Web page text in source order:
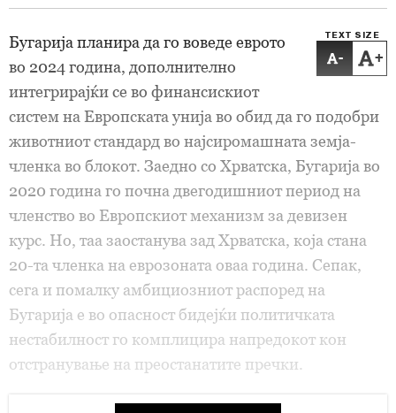
TEXT SIZE
- +
Бугарија планира да го воведе еврото
во 2024 година, дополнително
интегрирајќи се во финансискиот
систем на Европската унија во обид да го подобри
животниот стандард во најсиромашната земја-
членка во блокот. Заедно со Хрватска, Бугарија во
2020 година го почна двегодишниот период на
членство во Европскиот механизм за девизен
курс. Но, таа заостанува зад Хрватска, која стана
20-та членка на еврозоната оваа година. Сепак,
сега и помалку амбициозниот распоред на
Бугарија е во опасност бидејќи политичката
нестабилност го комплицира напредокот кон
отстранување на преостанатите пречки.